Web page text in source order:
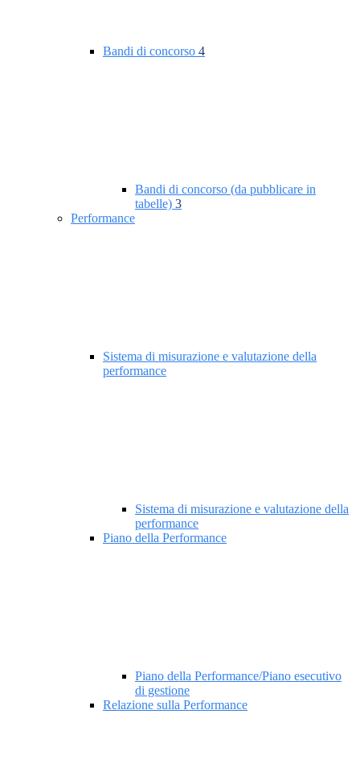
Bandi di concorso 4
Bandi di concorso (da pubblicare in
tabelle) 3
Performance
Sistema di misurazione e valutazione della
performance
Sistema di misurazione e valutazione della
performance
Piano della Performance
Piano della Performance/Piano esecutivo
di gestione
Relazione sulla Performance